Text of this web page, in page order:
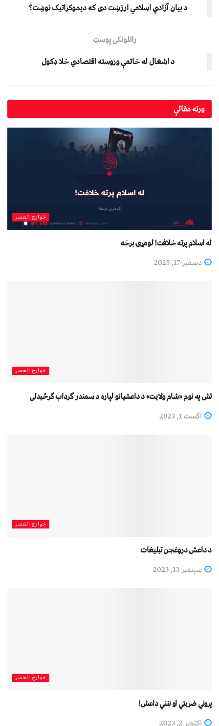
د بیان آزادي اسلامي ارزښت دی که دیموکراتیک نوښت؟
راتلونکی پوسټ
د اشغال له خاتمې وروسته اقتصادي خلا ډکول
ورتهمقالې
خوارج العصر
له اسلام پرته خلافت! لومړۍ برخه
دسمبر 17, 2025
خوارج العصر
تش په نوم «شام ولایت» د داعشیانو لپاره د سمندر ګرداب ګرځیدلی
اگست 1, 2023
خوارج العصر
د داعش دروغجن تبليغات
سپتمبر 13, 2023
خوارج العصر
پروني ضربتي او ننني داعش!
اکتوبر 2, 2023